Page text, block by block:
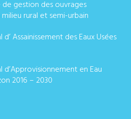
gestion des ouvrages
milieu rural et semi-urbain
Assainissement des Eaux Usées
en Eau
2016 – 2030